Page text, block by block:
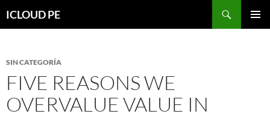
hacia
ICLOUD PE
SIN CATEGORÍA
FIVE REASONS WE
OVERVALUE VALUE IN